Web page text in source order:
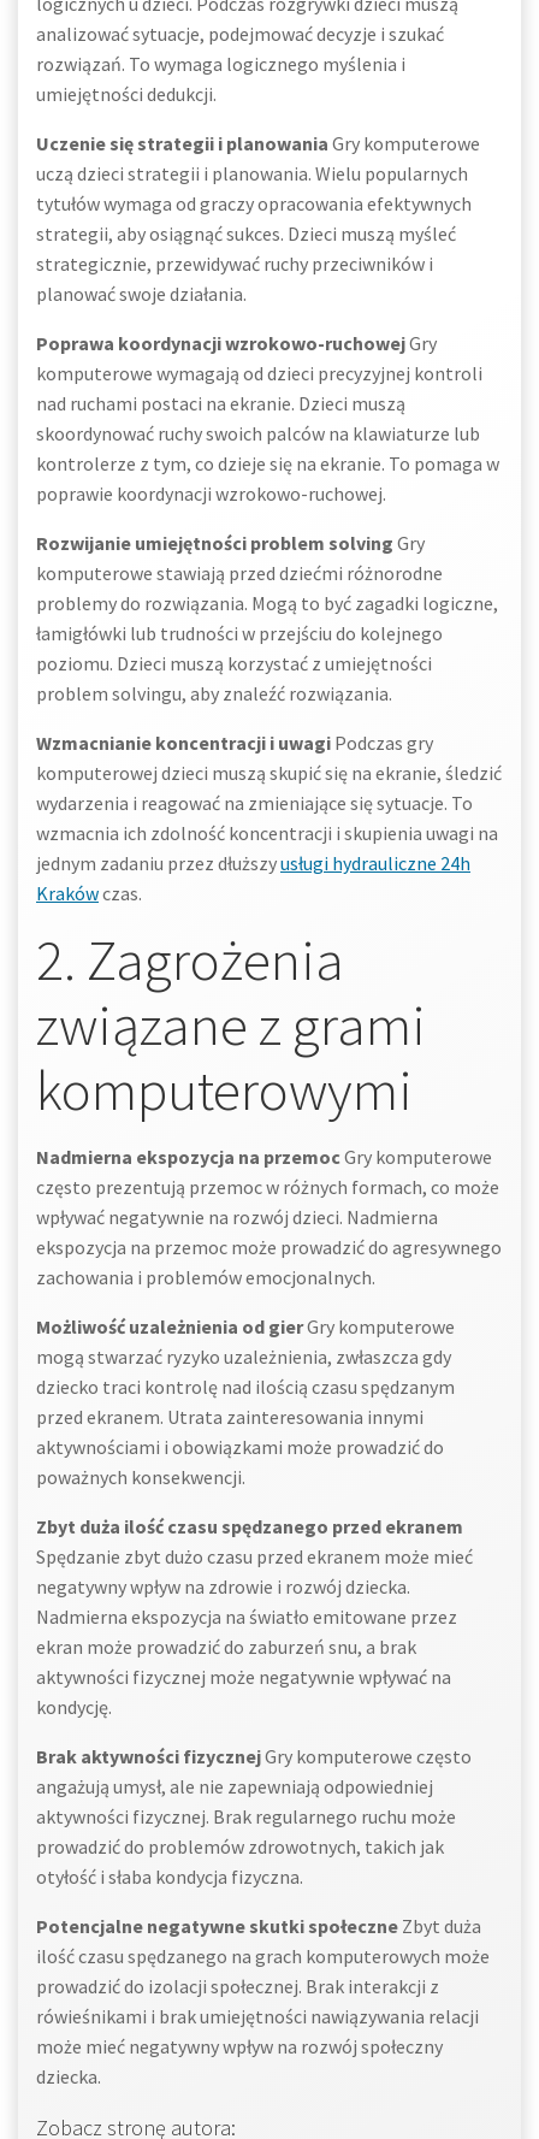
analizować sytuacje, podejmować decyzje i szukać
rozwiązań. To wymaga logicznego myślenia i
umiejętności dedukcji.
Uczenie się strategii i planowania Gry komputerowe
uczą dzieci strategii i planowania. Wielu popularnych
tytułów wymaga od graczy opracowania efektywnych
strategii, aby osiągnąć sukces. Dzieci muszą myśleć
strategicznie, przewidywać ruchy przeciwników i
planować swoje działania.
Poprawa koordynacji wzrokowo-ruchowejGry
komputerowe wymagają od dzieci precyzyjnej kontroli
nad ruchami postaci na ekranie. Dzieci muszą
skoordynować ruchy swoich palców na klawiaturze lub
kontrolerze z tym, co dzieje się na ekranie. To pomaga w
poprawie koordynacji wzrokowo-ruchowej.
Rozwijanie umiejętności problem solving Gry
komputerowe stawiają przed dziećmi różnorodne
problemy do rozwiązania. Mogą to być zagadki logiczne,
łamigłówki lub trudności w przejściu do kolejnego
poziomu. Dzieci muszą korzystać z umiejętności
problem solvingu, aby znaleźć rozwiązania.
Wzmacnianie koncentracji i uwagi Podczas gry
komputerowej dzieci muszą skupić się na ekranie, śledzić
wydarzenia i reagować na zmieniające się sytuacje. To
wzmacnia ich zdolność koncentracji i skupienia uwagi na
jednym zadaniu przez dłuższyusługi hydrauliczne 24h
Krakówczas.
2. Zagrożenia
związane z grami
komputerowymi
Nadmierna ekspozycja na przemocGry komputerowe
często prezentują przemoc w różnych formach, co może
wpływać negatywnie na rozwój dzieci. Nadmierna
ekspozycja na przemoc może prowadzić do agresywnego
zachowania i problemów emocjonalnych.
Możliwość uzależnienia od gierGry komputerowe
mogą stwarzać ryzyko uzależnienia, zwłaszcza gdy
dziecko traci kontrolę nad ilością czasu spędzanym
przed ekranem. Utrata zainteresowania innymi
aktywnościami i obowiązkami może prowadzić do
poważnych konsekwencji.
Zbyt duża ilość czasu spędzanego przed ekranem
Spędzanie zbyt dużo czasu przed ekranem może mieć
negatywny wpływ na zdrowie i rozwój dziecka.
Nadmierna ekspozycja na światło emitowane przez
ekran może prowadzić do zaburzeń snu, a brak
aktywności fizycznej może negatywnie wpływać na
kondycję.
Brak aktywności fizycznejGry komputerowe często
angażują umysł, ale nie zapewniają odpowiedniej
aktywności fizycznej. Brak regularnego ruchu może
prowadzić do problemów zdrowotnych, takich jak
otyłość i słaba kondycja fizyczna.
Potencjalne negatywne skutki społeczne Zbyt duża
ilość czasu spędzanego na grach komputerowych może
prowadzić do izolacji społecznej. Brak interakcji z
rówieśnikami i brak umiejętności nawiązywania relacji
może mieć negatywny wpływ na rozwój społeczny
dziecka.
Zobacz stronę autora: